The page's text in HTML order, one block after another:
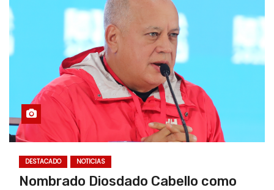
DESTACADO NOTICIAS
Nombrado Diosdado Cabello como